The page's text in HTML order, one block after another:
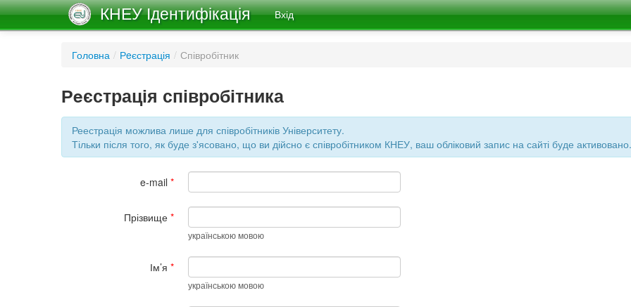
КНЕУ Ідентифікація Вхід
Головна / Рeєстрація / Співробітник
Рeєстрація співробітника
Реестрація можлива лише для співробітників Університету.
Тільки після того, як буде з'ясовано, що ви дійсно є співробітником КНЕУ, ваш обліковий запис на сайті буде активовано.
e-mail *
Прізвище *
українською мовою
Ім’я *
українською мовою